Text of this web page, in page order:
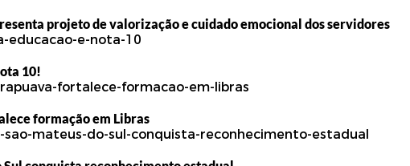
projeto de valorização e cuidado emocional dos servidores
10!
formação em Libras